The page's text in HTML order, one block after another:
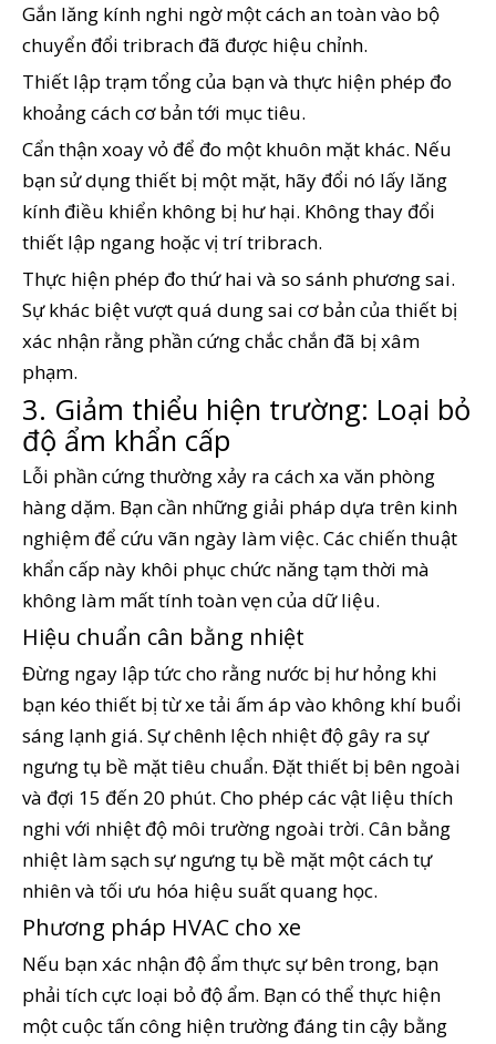
Gắn lăng kính nghi ngờ một cách an toàn vào bộ
chuyển đổi tribrach đã được hiệu chỉnh.
Thiết lập trạm tổng của bạn và thực hiện phép đo
khoảng cách cơ bản tới mục tiêu.
Cẩn thận xoay vỏ để đo một khuôn mặt khác. Nếu
bạn sử dụng thiết bị một mặt, hãy đổi nó lấy lăng
kính điều khiển không bị hư hại. Không thay đổi
thiết lập ngang hoặc vị trí tribrach.
Thực hiện phép đo thứ hai và so sánh phương sai.
Sự khác biệt vượt quá dung sai cơ bản của thiết bị
xác nhận rằng phần cứng chắc chắn đã bị xâm
phạm.
3. Giảm thiểu hiện trường: Loại bỏ
độ ẩm khẩn cấp
Lỗi phần cứng thường xảy ra cách xa văn phòng
hàng dặm. Bạn cần những giải pháp dựa trên kinh
nghiệm để cứu vãn ngày làm việc. Các chiến thuật
khẩn cấp này khôi phục chức năng tạm thời mà
không làm mất tính toàn vẹn của dữ liệu.
Hiệu chuẩn cân bằng nhiệt
Đừng ngay lập tức cho rằng nước bị hư hỏng khi
bạn kéo thiết bị từ xe tải ấm áp vào không khí buổi
sáng lạnh giá. Sự chênh lệch nhiệt độ gây ra sự
ngưng tụ bề mặt tiêu chuẩn. Đặt thiết bị bên ngoài
và đợi 15 đến 20 phút. Cho phép các vật liệu thích
nghi với nhiệt độ môi trường ngoài trời. Cân bằng
nhiệt làm sạch sự ngưng tụ bề mặt một cách tự
nhiên và tối ưu hóa hiệu suất quang học.
Phương pháp HVAC cho xe
Nếu bạn xác nhận độ ẩm thực sự bên trong, bạn
phải tích cực loại bỏ độ ẩm. Bạn có thể thực hiện
một cuộc tấn công hiện trường đáng tin cậy bằng